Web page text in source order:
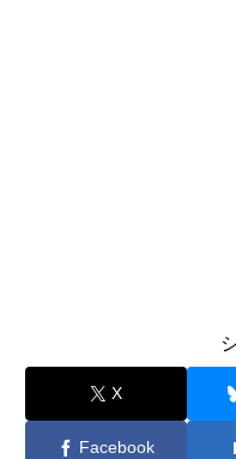
X
Facebook